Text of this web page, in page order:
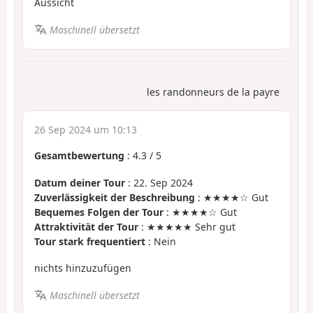
Maschinell übersetzt
les randonneurs de la payre
26 Sep 2024 um 10:13
Gesamtbewertung : 4.3 / 5
Datum deiner Tour : 22. Sep 2024
Zuverlässigkeit der Beschreibung : ★★★★☆ Gut
Bequemes Folgen der Tour : ★★★★☆ Gut
Attraktivität der Tour : ★★★★★ Sehr gut
Tour stark frequentiert : Nein
nichts hinzuzufügen
Maschinell übersetzt